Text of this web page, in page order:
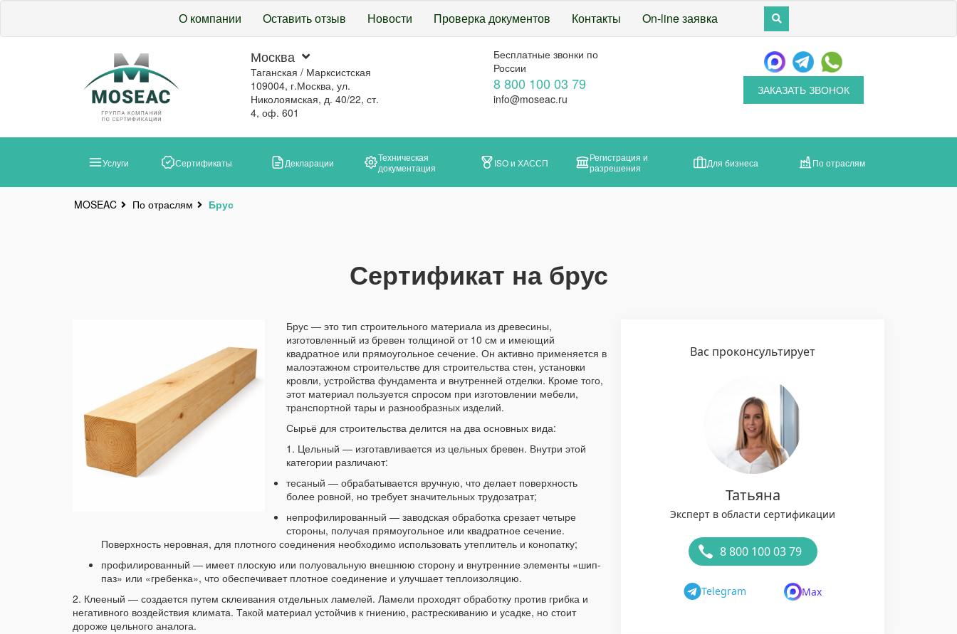
О компании Оставить отзыв Новости Проверка документов Контакты On-line заявка
Москва
Таганская / Марксистская
109004, г.Москва, ул.
Николоямская, д. 40/22, ст.
4, оф. 601
Бесплатные звонки по
России
8 800 100 03 79
info@moseac.ru
ЗАКАЗАТЬ ЗВОНОК
Услуги Сертификаты Декларации
Техническая
документация
ISO и ХАССП
Регистрация и
разрешения
Для бизнеса По отраслям
MOSEAC По отраслям Брус
Сертификат на брус
Брус — это тип строительного материала из древесины,
изготовленный из бревен толщиной от 10 см и имеющий
квадратное или прямоугольное сечение. Он активно применяется в
малоэтажном строительстве для строительства стен, установки
кровли, устройства фундамента и внутренней отделки. Кроме того,
этот материал пользуется спросом при изготовлении мебели,
транспортной тары и разнообразных изделий.
Сырьё для строительства делится на два основных вида:
1. Цельный — изготавливается из цельных бревен. Внутри этой
категории различают:
тесаный — обрабатывается вручную, что делает поверхность
более ровной, но требует значительных трудозатрат;
непрофилированный — заводская обработка срезает четыре
стороны, получая прямоугольное или квадратное сечение.
Поверхность неровная, для плотного соединения необходимо использовать утеплитель и конопатку;
профилированный — имеет плоскую или полуовальную внешнюю сторону и внутренние элементы «шип-
паз» или «гребенка», что обеспечивает плотное соединение и улучшает теплоизоляцию.
2. Клееный — создается путем склеивания отдельных ламелей. Ламели проходят обработку против грибка и
негативного воздействия климата. Такой материал устойчив к гниению, растрескиванию и усадке, но стоит
дороже цельного аналога.
Вас проконсультирует
Татьяна
Эксперт в области сертификации
8 800 100 03 79
Telegram Max